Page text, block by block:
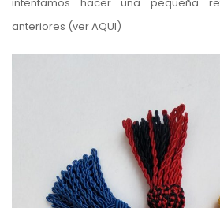
anteriores (verAQUI)